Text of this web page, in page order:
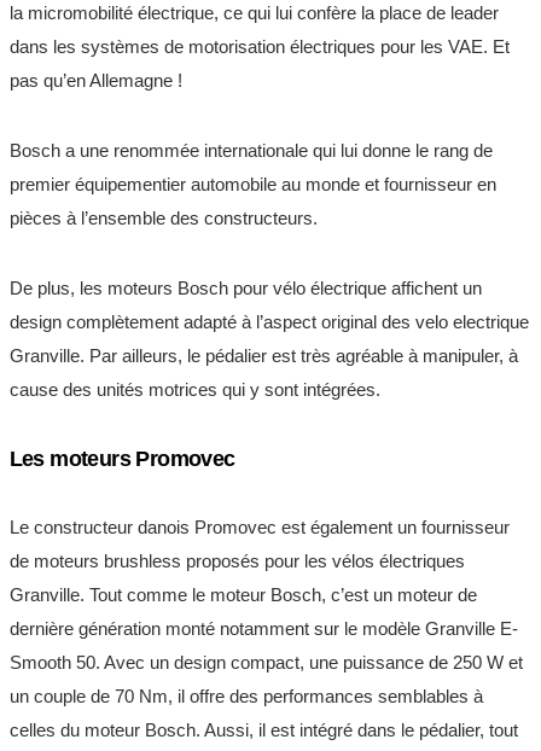
la micromobilité électrique, ce qui lui confère la place de leader
dans les systèmes de motorisation électriques pour les VAE. Et
pas qu’en Allemagne !
Bosch a une renommée internationale qui lui donne le rang de
premier équipementier automobile au monde et fournisseur en
pièces à l’ensemble des constructeurs.
De plus, les moteurs Bosch pour vélo électrique affichent un
design complètement adapté à l’aspect original des velo electrique
Granville. Par ailleurs, le pédalier est très agréable à manipuler, à
cause des unités motrices qui y sont intégrées.
Les moteurs Promovec
Le constructeur danois Promovec est également un fournisseur
de moteurs brushless proposés pour les vélos électriques
Granville. Tout comme le moteur Bosch, c’est un moteur de
dernière génération monté notamment sur le modèle Granville E-
Smooth 50. Avec un design compact, une puissance de 250 W et
un couple de 70 Nm, il offre des performances semblables à
celles du moteur Bosch. Aussi, il est intégré dans le pédalier, tout